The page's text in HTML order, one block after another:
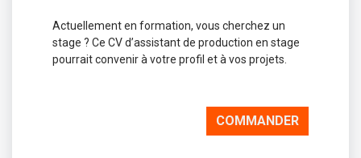
Actuellement en formation, vous cherchez un
stage ? Ce CV d’assistant de production en stage
pourrait convenir à votre profil et à vos projets.
COMMANDER